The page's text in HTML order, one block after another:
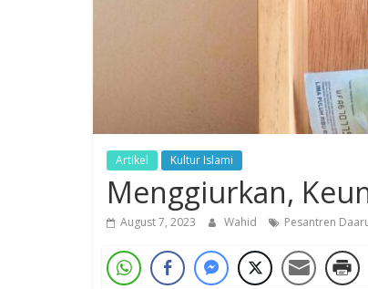
Artikel Kultur Islami
Menggiurkan,
August 7, 2023 Wahid Pesantren